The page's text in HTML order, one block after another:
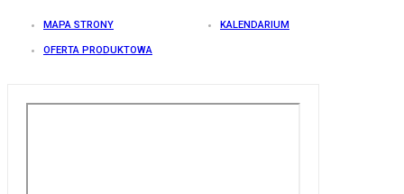
MAPA STRONY KALENDARIUM
OFERTA PRODUKTOWA